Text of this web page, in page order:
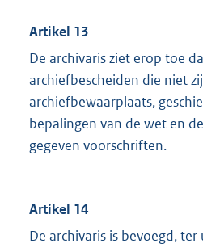
Artikel 13
De archivaris ziet erop toe
archiefbescheiden die niet
archiefbewaarplaats,
bepalingen van de wet en
gegeven voorschriften.
Artikel 14
De archivaris is bevoegd,